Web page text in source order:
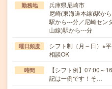
勤務地
兵庫県尼崎市
尼崎(東海道本線)駅か
駅から---分／尼崎セン
山線)駅から---分
曜日頻度
シフト制（月～日）※
相談OK
時間
【シフト例】07:00～
記は一例です！そ…